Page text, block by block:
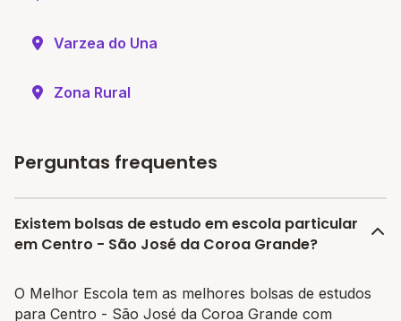
Varzea do Una
Zona Rural
Perguntas frequentes
Existem bolsas de estudo em escola particular
em Centro - São José da Coroa Grande?
O Melhor Escola tem as melhores bolsas de estudos
para Centro - São José da Coroa Grande com